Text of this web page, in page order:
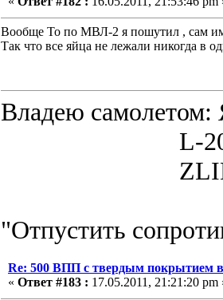
Вообще То по МВЛ-2 я пошутил , сам
Так что все яйца не лежали никогда в
Владею
L-200D
ZLIN 526
"Отпустить
Re: 500 ВПП с твердым покрытием
« Ответ #183 : 17.05.2011, 21:21:20 pm